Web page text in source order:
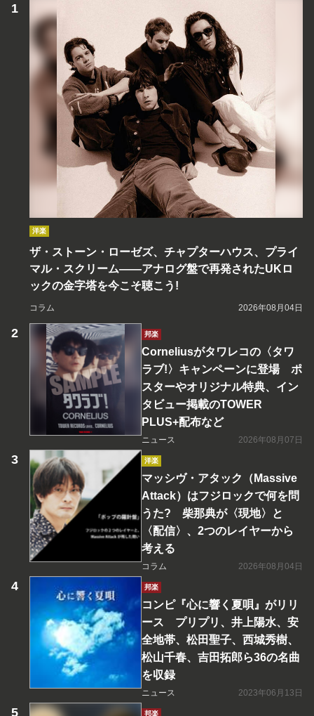
洋楽
ザ・ストーン・ローゼズ、チャプターハウス、プライ
マル・スクリーム――アナログ盤で再発されたUKロ
ックの金字塔を今こそ聴こう!
コラム 2026年08月04日
邦楽
Corneliusがタワレコの〈タワ
ラブ!〉キャンペーンに登場 ポ
スターやオリジナル特典、イン
タビュー掲載のTOWER
PLUS+配布など
ニュース 2026年08月07日
洋楽
マッシヴ・アタック（Massive
Attack）はフジロックで何を問
うた? 柴那典が〈現地〉と
〈配信〉、2つのレイヤーから
考える
コラム 2026年08月04日
邦楽
コンピ『心に響く夏唄』がリリ
ース プリプリ、井上陽水、安
全地帯、松田聖子、西城秀樹、
松山千春、吉田拓郎ら36の名曲
を収録
ニュース 2023年06月13日
邦楽